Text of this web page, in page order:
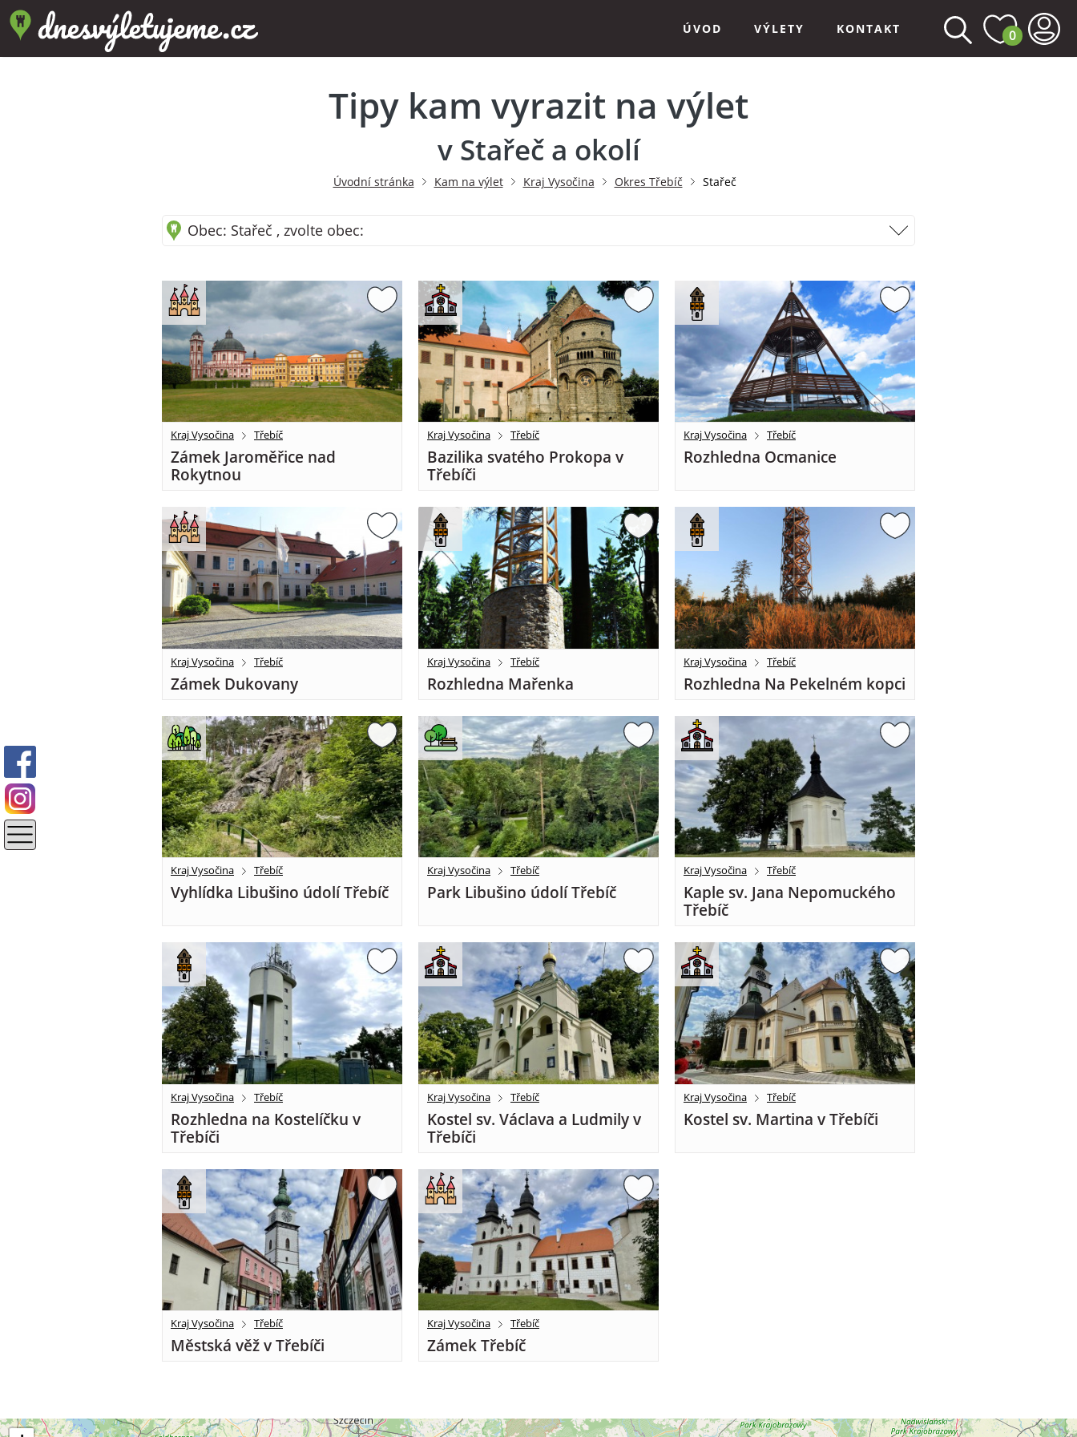
ÚVOD VÝLETY KONTAKT 0
Tipy kam vyrazit na výlet
v Stařeč a okolí
Úvodní stránka Kam na výlet Kraj Vysočina Okres Třebíč Stařeč
Obec: Stařeč , zvolte obec:
Kraj Vysočina Třebíč
Zámek Jaroměřice nad
Rokytnou
Kraj Vysočina Třebíč
Bazilika svatého Prokopa v
Třebíči
Kraj Vysočina Třebíč
Rozhledna Ocmanice
Kraj Vysočina Třebíč
Zámek Dukovany
Kraj Vysočina Třebíč
Rozhledna Mařenka
Kraj Vysočina Třebíč
Rozhledna Na Pekelném kopci
Kraj Vysočina Třebíč
Vyhlídka Libušino údolí Třebíč
Kraj Vysočina Třebíč
Park Libušino údolí Třebíč
Kraj Vysočina Třebíč
Kaple sv. Jana Nepomuckého
Třebíč
Kraj Vysočina Třebíč
Rozhledna na Kostelíčku v
Třebíči
Kraj Vysočina Třebíč
Kostel sv. Václava a Ludmily v
Třebíči
Kraj Vysočina Třebíč
Kostel sv. Martina v Třebíči
Kraj Vysočina Třebíč
Městská věž v Třebíči
Kraj Vysočina Třebíč
Zámek Třebíč